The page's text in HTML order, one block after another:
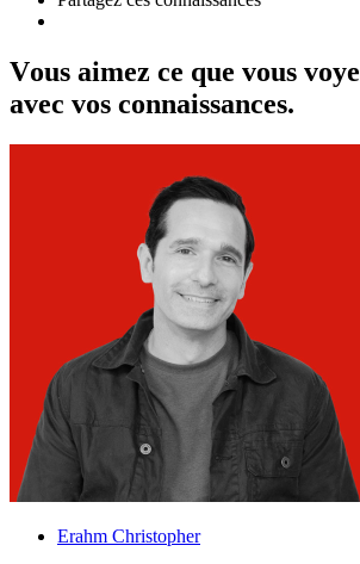
Vous aimez ce que vous voye
avec vos connaissances.
Erahm Christopher